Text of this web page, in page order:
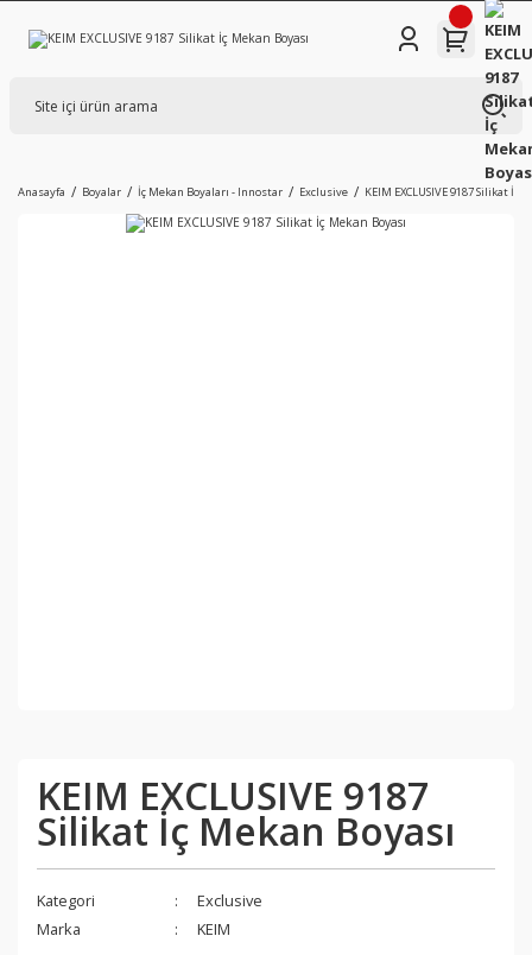
Anasayfa Boyalar İç Mekan Boyaları - Innostar Exclusive KEIM EXCLUSIVE 9187 Silikat İç
KEIM EXCLUSIVE 9187
Silikat İç Mekan Boyası
Kategori
Exclusive
Marka
KEIM